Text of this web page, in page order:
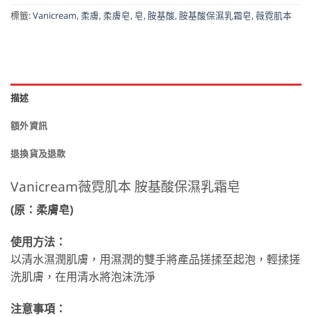
標籤:Vanicream,柔膚,柔膚皂, 皂,胺基酸,胺基酸保濕乳霜皂,薇霓肌本
描述
額外資訊
退換貨及退款
Vanicream薇霓肌本 胺基酸保濕乳霜皂
(原：柔膚皂)
使用方法：
以清水濕潤肌膚，用濕潤的雙手將產品搓揉至起泡，輕揉搓
洗肌膚，在用清水將泡沫洗淨
注意事項：